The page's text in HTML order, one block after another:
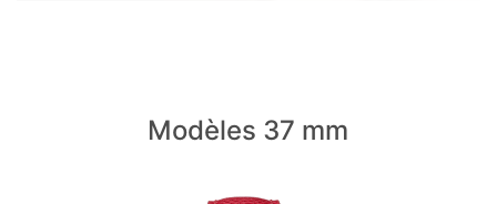
Modèles 37 mm